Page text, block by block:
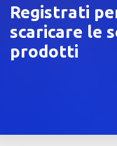
Registrati
scaricare le
prodotti